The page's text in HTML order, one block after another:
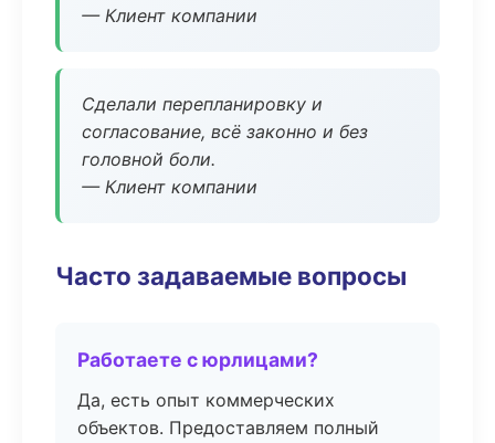
— Клиент компании
Сделали перепланировку и
согласование, всё законно и без
головной боли.
— Клиент компании
Часто задаваемые вопросы
Работаете с юрлицами?
Да, есть опыт коммерческих
объектов. Предоставляем полный